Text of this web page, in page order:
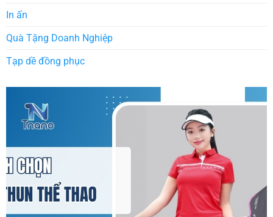
In ấn
Quà Tặng Doanh Nghiệp
Tạp dề đồng phục